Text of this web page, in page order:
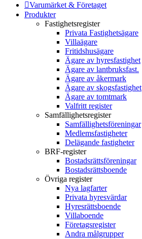
Varumärket & Företaget
Produkter
Fastighetsregister
Privata Fastighetsägare
Villaägare
Fritidshusägare
Ägare av hyresfastighet
Ägare av lantbruksfast.
Ägare av åkermark
Ägare av skogsfastighet
Ägare av tomtmark
Valfritt register
Samfällighetsregister
Samfällighetsföreningar
Medlemsfastigheter
Delägande fastigheter
BRF-register
Bostadsrättsföreningar
Bostadsrättsboende
Övriga register
Nya lagfarter
Privata hyresvärdar
Hyresrättsboende
Villaboende
Företagsregister
Andra målgrupper